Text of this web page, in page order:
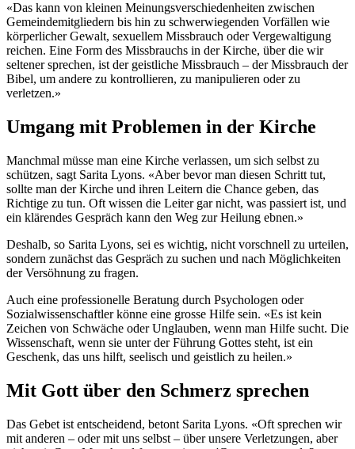
«Das kann von kleinen Meinungsverschiedenheiten zwischen
Gemeindemitgliedern bis hin zu schwerwiegenden Vorfällen wie
körperlicher Gewalt, sexuellem Missbrauch oder Vergewaltigung
reichen. Eine Form des Missbrauchs in der Kirche, über die wir
seltener sprechen, ist der geistliche Missbrauch – der Missbrauch der
Bibel, um andere zu kontrollieren, zu manipulieren oder zu
verletzen.»
Umgang mit Problemen in der Kirche
Manchmal müsse man eine Kirche verlassen, um sich selbst zu
schützen, sagt Sarita Lyons. «Aber bevor man diesen Schritt tut,
sollte man der Kirche und ihren Leitern die Chance geben, das
Richtige zu tun. Oft wissen die Leiter gar nicht, was passiert ist, und
ein klärendes Gespräch kann den Weg zur Heilung ebnen.»
Deshalb, so Sarita Lyons, sei es wichtig, nicht vorschnell zu urteilen,
sondern zunächst das Gespräch zu suchen und nach Möglichkeiten
der Versöhnung zu fragen.
Auch eine professionelle Beratung durch Psychologen oder
Sozialwissenschaftler könne eine grosse Hilfe sein. «Es ist kein
Zeichen von Schwäche oder Unglauben, wenn man Hilfe sucht. Die
Wissenschaft, wenn sie unter der Führung Gottes steht, ist ein
Geschenk, das uns hilft, seelisch und geistlich zu heilen.»
Mit Gott über den Schmerz sprechen
Das Gebet ist entscheidend, betont Sarita Lyons. «Oft sprechen wir
mit anderen – oder mit uns selbst – über unsere Verletzungen, aber